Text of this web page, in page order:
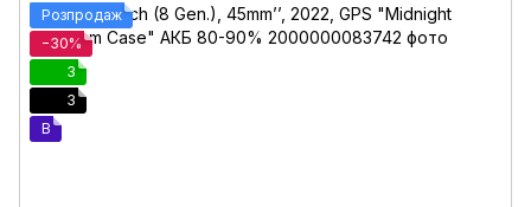
Розпродаж
−30%
3
3
B